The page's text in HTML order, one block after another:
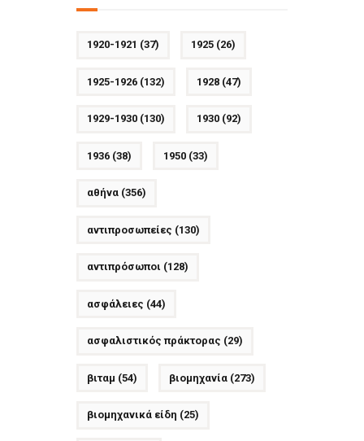
1920-1921 (37) 1925(26)
1925-1926(132) 1928(47)
1929-1930(130) 1930(92)
1936(38) 1950(33)
αθήνα(356)
αντιπροσωπείες (130)
αντιπρόσωποι (128)
ασφάλειες (44)
ασφαλιστικός πράκτορας (29)
βιταμ (54) βιομηχανία(273)
βιομηχανικά είδη (25)